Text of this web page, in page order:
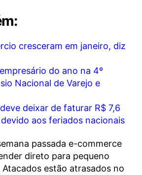
cresceram em janeiro, diz
do ano na 4º
Nacional de Varejo e
deixar de faturar R$ 7,6
aos feriados nacionais
passada e-commerce
direto para pequeno
estão atrasados no